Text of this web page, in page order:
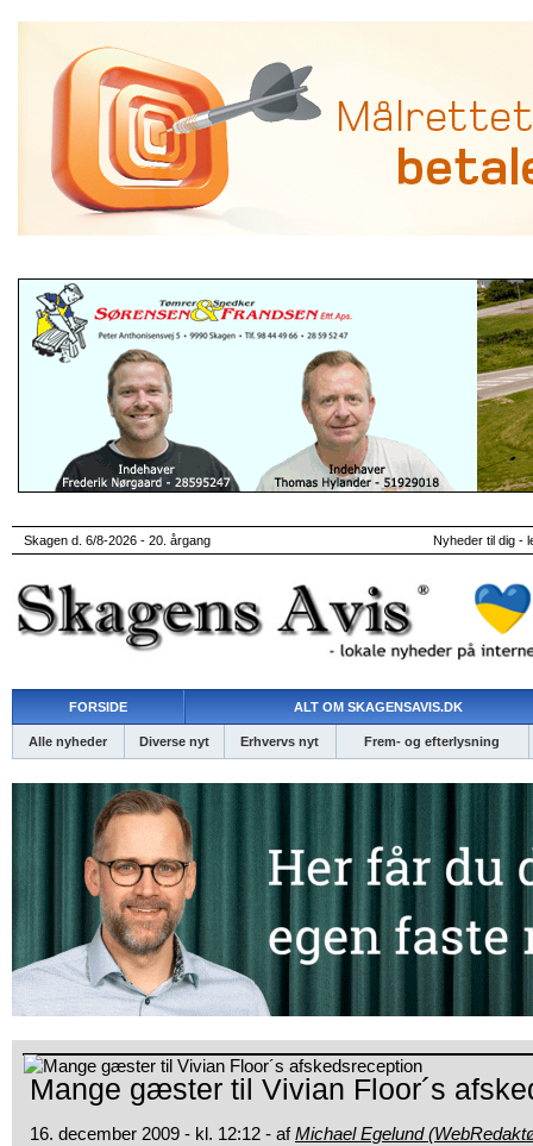
Skagen d. 6/8-2026 - 20. årgang Nyheder til dig -
FORSIDE ALT OM SKAGENSAVIS.DK
Alle nyheder Diverse nyt Erhvervs nyt Frem- og efterlysning
Mange gæster til Vivian Floor´s
16. december 2009 - kl. 12:12 - afMichael Egelund